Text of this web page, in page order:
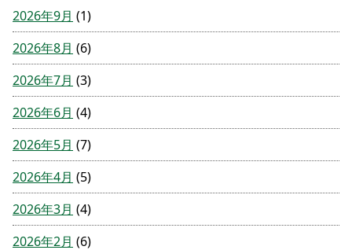
2026年9月 (1)
2026年8月 (6)
2026年7月 (3)
2026年6月 (4)
2026年5月 (7)
2026年4月 (5)
2026年3月 (4)
2026年2月 (6)